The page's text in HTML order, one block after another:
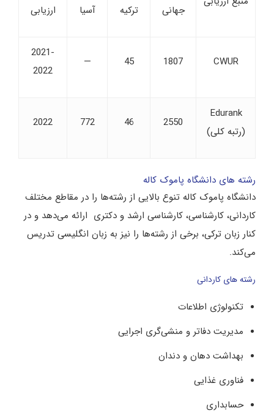
جهانی
ترکیه
آسیا
ارزیابی
CWUR
1807
45
—
2021-
2022
Edurank
(رتبه کلی)
2550
46
772
2022
رشته های دانشگاه پاموک کاله
دانشگاه پاموک‌ کاله تنوع بالایی از رشته‌ها را در مقاطع مختلف
کاردانی، کارشناسی، کارشناسی ارشد و دکتری ارائه می‌دهد و در
کنار زبان ترکی، برخی از رشته‌ها را نیز به زبان انگلیسی تدریس
می‌کند.
رشته های کاردانی
تکنولوژی اطلاعات
مدیریت دفاتر و منشی‌گری اجرایی
بهداشت دهان و دندان
فناوری غذایی
حسابداری